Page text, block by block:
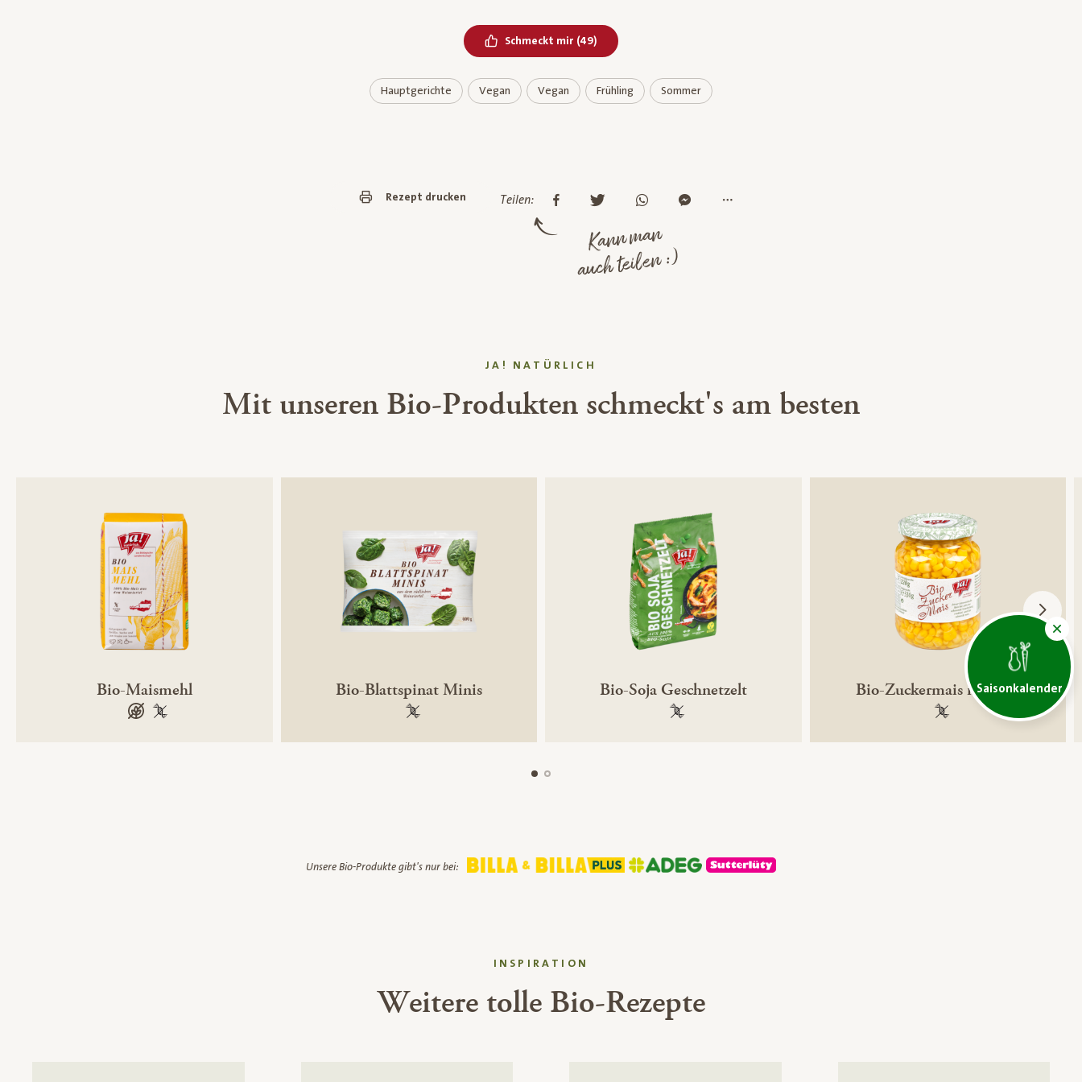
Saisonkalender
Schmeckt mir Bereits geliked
(49)
Hauptgerichte Vegan Vegan Frühling Sommer
Rezept drucken Teilen:
Kann man
auch teilen :)
JA! NATÜRLICH
Mit unseren Bio-Produkten schmeckt's am besten
Bio-Maismehl
glutenfrei100 % gentechnikfrei
Bio-Blattspinat Minis
100 % gentechnikfrei
Bio-Soja Geschnetzelt
100 % gentechnikfrei
Bio-Zuckermais im Glas
100 % gentechnikfrei
Unsere Bio-Produkte gibt's nur bei:
INSPIRATION
Weitere tolle Bio-Rezepte